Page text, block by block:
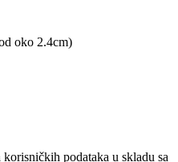
oko 2.4cm)